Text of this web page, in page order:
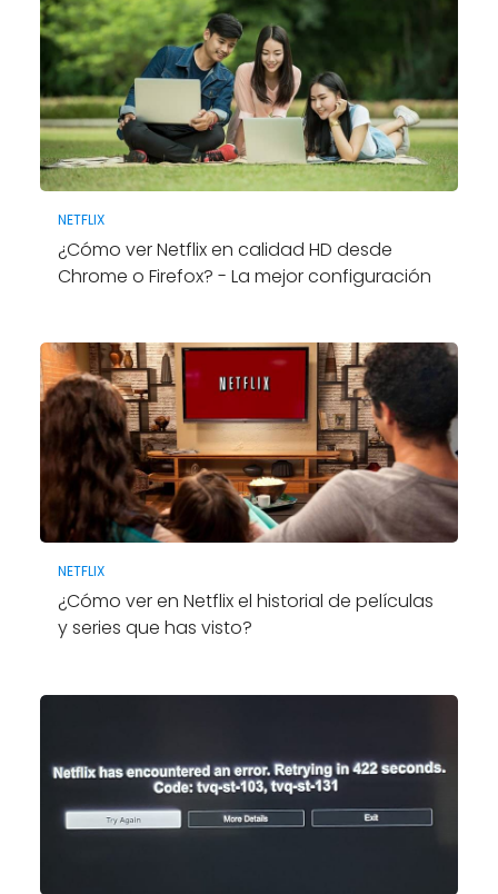
NETFLIX
¿Cómo ver Netflix en calidad HD desde
Chrome o Firefox? - La mejor configuración
NETFLIX
¿Cómo ver en Netflix el historial de películas
y series que has visto?